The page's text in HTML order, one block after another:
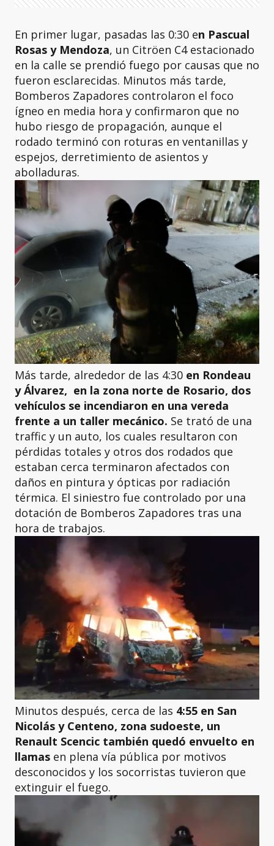
En primer lugar, pasadas las 0:30 en Pascual
Rosas y Mendoza, un Citröen C4 estacionado
en la calle se prendió fuego por causas que no
fueron esclarecidas. Minutos más tarde,
Bomberos Zapadores controlaron el foco
ígneo en media hora y confirmaron que no
hubo riesgo de propagación, aunque el
rodado terminó con roturas en ventanillas y
espejos, derretimiento de asientos y
abolladuras.
Más tarde, alrededor de las 4:30 en Rondeau
y Álvarez, en la zona norte de Rosario, dos
vehículos se incendiaron en una vereda
frente a un taller mecánico. Se trató de una
traffic y un auto, los cuales resultaron con
pérdidas totales y otros dos rodados que
estaban cerca terminaron afectados con
daños en pintura y ópticas por radiación
térmica. El siniestro fue controlado por una
dotación de Bomberos Zapadores tras una
hora de trabajos.
Minutos después, cerca de las 4:55 en San
Nicolás y Centeno, zona sudoeste, un
Renault Scencic también quedó envuelto en
llamas en plena vía pública por motivos
desconocidos y los socorristas tuvieron que
extinguir el fuego.